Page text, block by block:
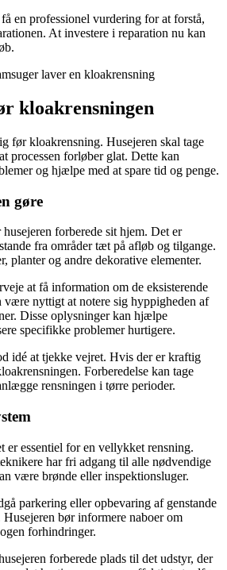
en professionel vurdering for at forstå,
At investere i reparation nu kan
kloakrensningen
før kloakrensning. Husejeren skal tage
processen forløber glat. Dette kan
og hjælpe med at spare tid og penge.
gøre
forberede sit hjem. Det er
fra områder tæt på afløb og tilgange.
planter og andre dekorative elementer.
at få information om de eksisterende
nyttigt at notere sig hyppigheden af
Disse oplysninger kan hjælpe
specifikke problemer hurtigere.
idé at tjekke vejret. Hvis der er kraftig
Forberedelse kan tage
rensningen i tørre perioder.
er essentiel for en vellykket rensning.
har fri adgang til alle nødvendige
være brønde eller inspektionsluger.
parkering eller opbevaring af genstande
bør informere naboer om
forhindringer.
forberede plads til det udstyr, der